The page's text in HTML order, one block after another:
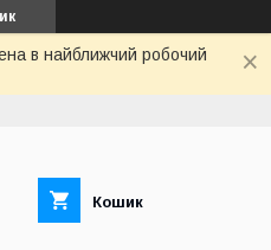
в найближчий робочий
Кошик